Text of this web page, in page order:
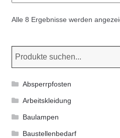
Alle 8 Ergebnisse werden
Absperrpfosten
Arbeitskleidung
Baulampen
Baustellenbedarf